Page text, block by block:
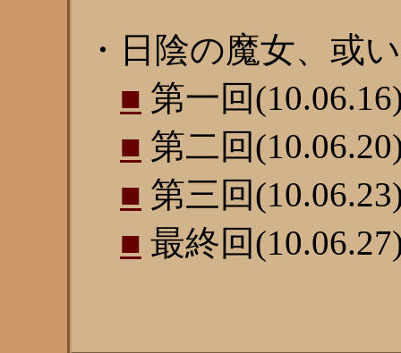
・日陰の魔女、或
■ 第一回
■ 第二回
■ 第三回
■ 最終回